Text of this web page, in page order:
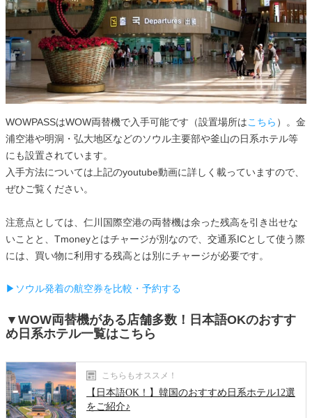
WOWPASSはWOW両替機で入手可能です（設置場所はこちら ）。金
浦空港や明洞・弘大地区などのソウル主要部や釜山の日系ホテル等
にも設置されています。
入手方法については上記のyoutube動画に詳しく載っていますので、
ぜひご覧ください。
注意点としては、仁川国際空港の両替機は余った残高を引き出せな
いことと、Tmoneyとはチャージが別なので、交通系ICとして使う際
には、買い物に利用する残高とは別にチャージが必要です。
▶ソウル発着の航空券を比較・予約する
▼WOW両替機がある店舗多数！日本語OKのおすす
め日系ホテル一覧はこちら
こちらもオススメ！
【日本語OK！】韓国のおすすめ日系ホテル12選
をご紹介♪